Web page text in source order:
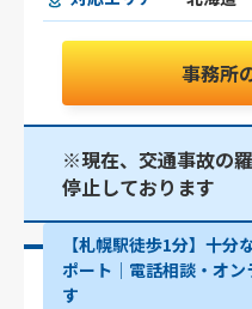
事務所
※現在、交通事故の
停止しております
【札幌駅徒歩1分】十分
ポート│電話相談・オン
す